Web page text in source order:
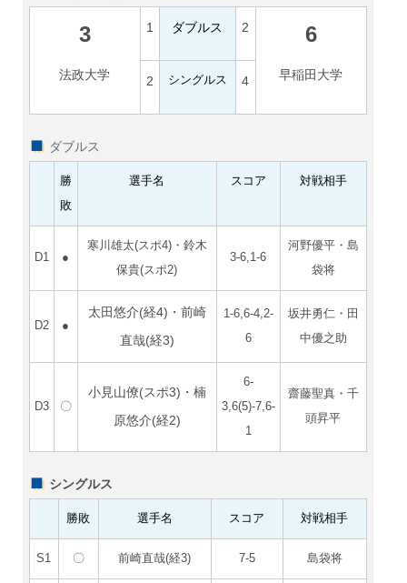
3
法政大学
1 ダブルス 2 6
早稲田大学
2 シングルス 4
ダブルス
勝
敗
選手名 スコア 対戦相手
D1 ●
寒川雄太(スポ4)・鈴木
保貴(スポ2)
3-6,1-6
河野優平・島
袋将
D2 ●
太田悠介(経4)・前崎
直哉(経3)
1-6,6-4,2-
6
坂井勇仁・田
中優之助
D3 〇
小見山僚(スポ3)・楠
原悠介(経2)
6-
3,6(5)-7,6-
1
齋藤聖真・千
頭昇平
シングルス
勝敗 選手名 スコア 対戦相手
S1 〇 前崎直哉(経3) 7-5 島袋将